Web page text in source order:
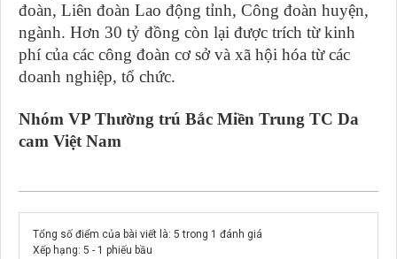
đoàn, Liên đoàn Lao động tỉnh, Công đoàn huyện,
ngành. Hơn 30 tỷ đồng còn lại được trích từ kinh
phí của các công đoàn cơ sở và xã hội hóa từ các
doanh nghiệp, tổ chức.
Nhóm VP Thường trú Bắc Miền Trung TC Da
cam Việt Nam
Tổng số điểm của bài viết là: 5 trong 1 đánh giá
Xếp hạng: 5 - 1 phiếu bầu